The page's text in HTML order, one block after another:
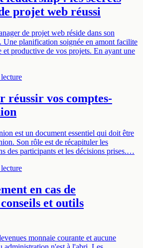
projet web réussi
de projet web réside dans son
Une planification soignée en amont facilite
et productive de vos projets. En ayant une
réussir vos comptes-
est un document essentiel qui doit être
Son rôle est de récapituler les
des participants et les décisions prises.…
en cas de
et outils
monnaie courante et aucune